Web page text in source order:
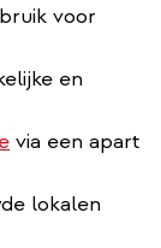
voor
en
via een apart
lokalen